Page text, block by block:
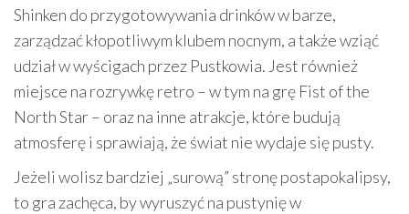
Shinken do przygotowywania drinków w barze,
zarządzać kłopotliwym klubem nocnym, a także wziąć
udział w wyścigach przez Pustkowia. Jest również
miejsce na rozrywkę retro – w tym na grę Fist of the
North Star – oraz na inne atrakcje, które budują
atmosferę i sprawiają, że świat nie wydaje się pusty.
Jeżeli wolisz bardziej „surową” stronę postapokalipsy,
to gra zachęca, by wyruszyć na pustynię w